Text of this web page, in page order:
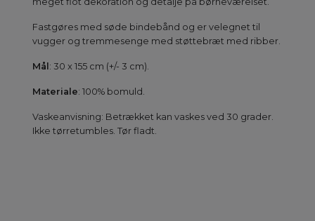
Fastgøres med søde bindebånd og er velegnet til
vugger og tremmesenge med støttebræt med ribber.
Mål : 30 x 155 cm (+/- 3 cm).
Materiale: 100% bomuld.
Vaskeanvisning: Betrækket kan vaskes ved 30 grader.
Ikke tørretumbles. Tør fladt.